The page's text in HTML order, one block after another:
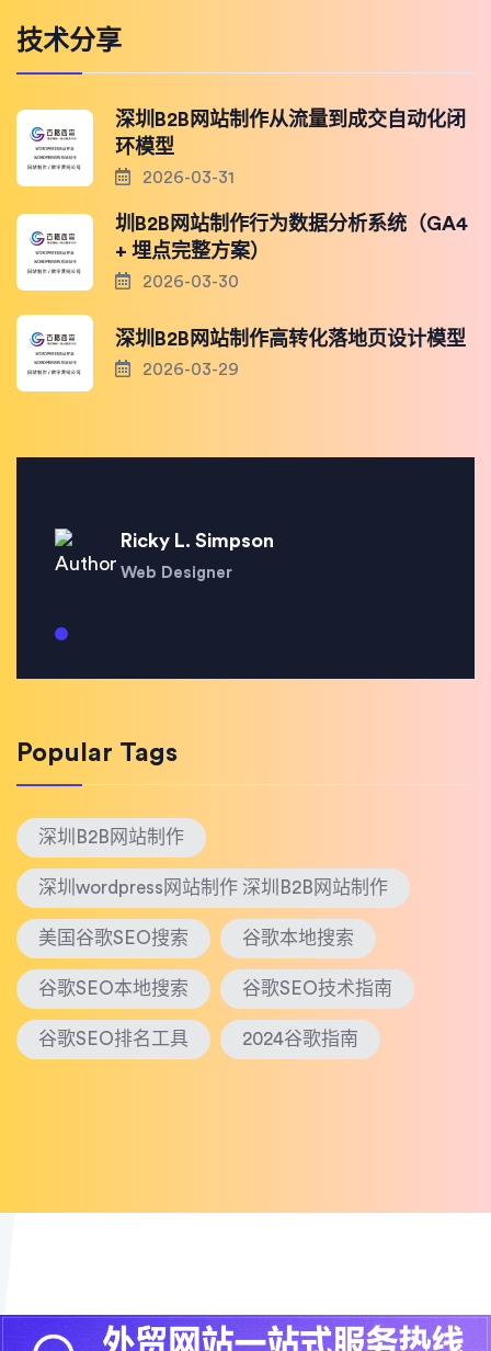
技术分享
深圳B2B网站制作从流量到成交自动化闭
环模型
2026-03-31
圳B2B网站制作行为数据分析系统（GA4
+ 埋点完整方案）
2026-03-30
深圳B2B网站制作高转化落地页设计模型
2026-03-29
Ricky L. Simpson
Web Designer
Popular Tags
深圳B2B网站制作
深圳wordpress网站制作 深圳B2B网站制作
美国谷歌SEO搜索 谷歌本地搜索
谷歌SEO本地搜索 谷歌SEO技术指南
谷歌SEO排名工具 2024谷歌指南